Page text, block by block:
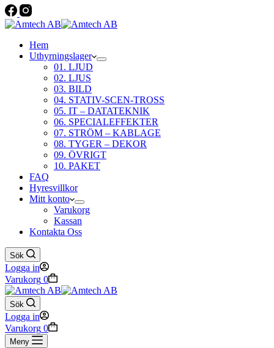
Hem
Uthyrningslager
01. LJUD
02. LJUS
03. BILD
04. STATIV-SCEN-TROSS
05. IT – DATATEKNIK
06. SPECIALEFFEKTER
07. STRÖM – KABLAGE
08. TYGER – DEKOR
09. ÖVRIGT
10. PAKET
FAQ
Hyresvillkor
Mitt konto
Varukorg
Kassan
Kontakta Oss
Sök
Logga in
Varukorg 0
Sök
Logga in
Varukorg 0
Meny